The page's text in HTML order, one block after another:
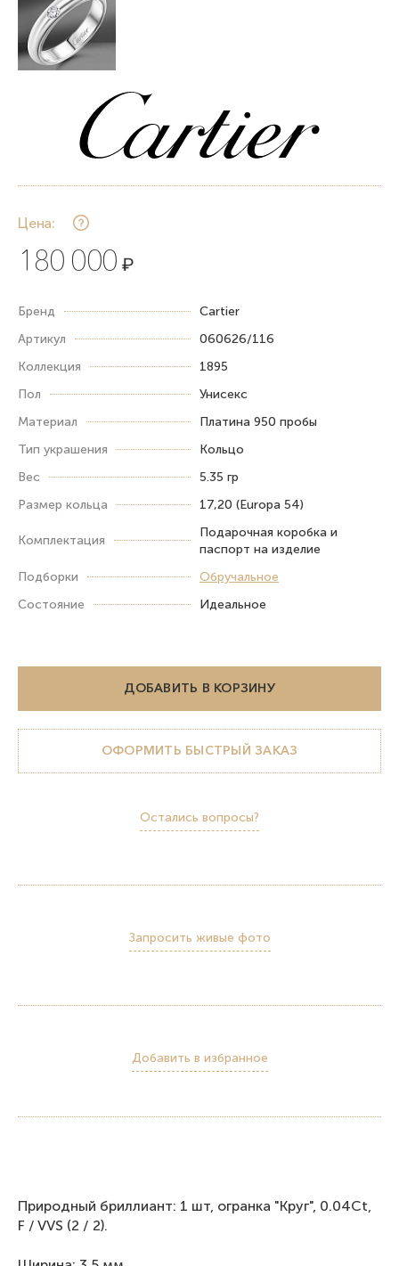
Цена:
180 000 ₽
Бренд
Cartier
Артикул
060626/116
Коллекция
1895
Пол
Унисекс
Материал
Платина 950 пробы
Тип украшения
Кольцо
Вес
5.35 гр
Размер кольца
17,20 (Europa 54)
Комплектация
Подарочная коробка и
паспорт на изделие
Подборки
Обручальное
Состояние
Идеальное
ДОБАВИТЬ В КОРЗИНУ
ОФОРМИТЬ БЫСТРЫЙ ЗАКАЗ
Остались вопросы?
Запросить живые фото
Добавить в избранное
Природный бриллиант: 1 шт, огранка "Круг", 0.04Ct,
F / VVS (2 / 2).